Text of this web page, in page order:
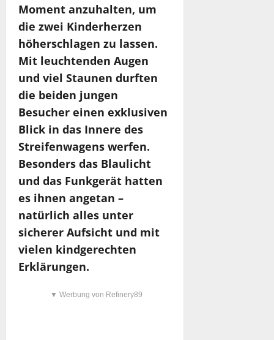
Moment anzuhalten, um
die zwei Kinderherzen
höherschlagen zu lassen.
Mit leuchtenden Augen
und viel Staunen durften
die beiden jungen
Besucher einen exklusiven
Blick in das Innere des
Streifenwagens werfen.
Besonders das Blaulicht
und das Funkgerät hatten
es ihnen angetan –
natürlich alles unter
sicherer Aufsicht und mit
vielen kindgerechten
Erklärungen.
▼ Werbung von Refinery89